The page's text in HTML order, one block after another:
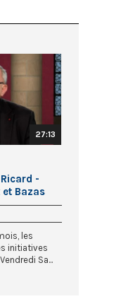
27:13
-
et Bazas
les
initiatives
Sa...